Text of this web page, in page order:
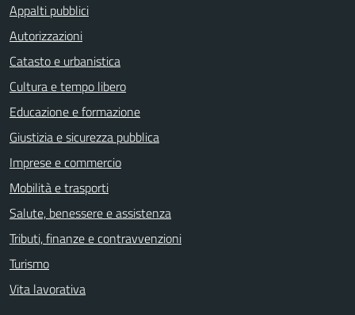
Appalti pubblici
Autorizzazioni
Catasto e urbanistica
Cultura e tempo libero
Educazione e formazione
Giustizia e sicurezza pubblica
Imprese e commercio
Mobilità e trasporti
Salute, benessere e assistenza
Tributi, finanze e contravvenzioni
Turismo
Vita lavorativa